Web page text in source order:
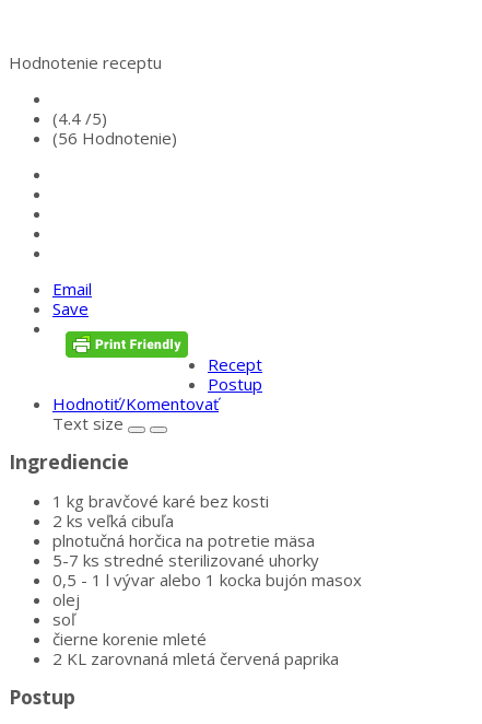
Hodnotenie receptu
(4.4 /5)
(56 Hodnotenie)
Email
Save
Recept
Postup
Hodnotiť/Komentovať
Text size
Ingrediencie
1 kg bravčové karé bez kosti
2 ks veľká cibuľa
plnotučná horčica na potretie mäsa
5-7 ks stredné sterilizované uhorky
0,5 - 1 l vývar alebo 1 kocka bujón masox
olej
soľ
čierne korenie mleté
2 KL zarovnaná mletá červená paprika
Postup